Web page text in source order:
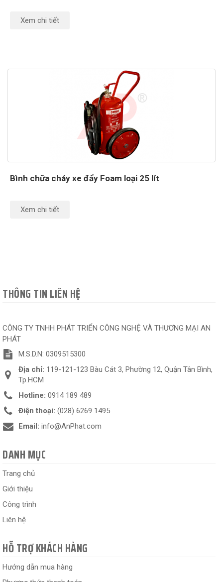
Xem chi tiết
Bình chữa cháy xe đẩy Foam loại 25 lít
Xem chi tiết
THÔNG TIN LIÊN HỆ
CÔNG TY TNHH PHÁT TRIỂN CÔNG NGHỆ VÀ THƯƠNG MẠI AN
PHÁT
M.S.D.N: 0309515300
Địa chỉ: 119-121-123 Bàu Cát 3, Phường 12, Quận Tân Bình,
Tp.HCM
Hotline: 0914 189 489
Điện thoại: (028) 6269 1495
Email: info@AnPhat.com
DANH MỤC
Trang chủ
Giới thiệu
Công trình
Liên hệ
HỖ TRỢ KHÁCH HÀNG
Hướng dẫn mua hàng